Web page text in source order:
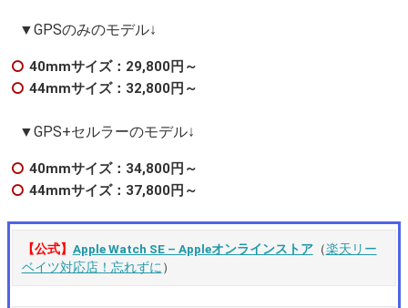
▼GPSのみのモデル↓
40mmサイズ：29,800円～
44mmサイズ：32,800円～
▼GPS+セルラーのモデル↓
40mmサイズ：34,800円～
44mmサイズ：37,800円～
【公式】 Apple Watch SE – Appleオンラインストア（楽天リー
ベイツ対応店！忘れずに ）